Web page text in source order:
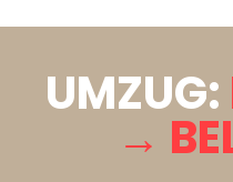
UMZUG:
→